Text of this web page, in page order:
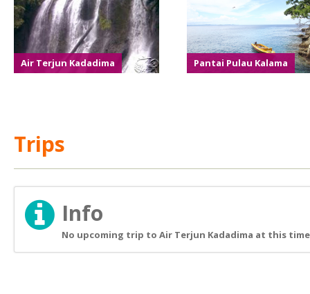
Air Terjun Kadadima Pantai Pulau Kalama
Trips
Info
No upcoming trip to Air Terjun Kadadima at this time